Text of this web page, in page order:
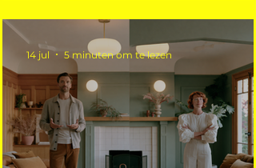
14 jul 5 minuten om te lezen